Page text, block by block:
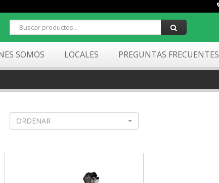
SOMOS LOCALES PREGUNTAS FRECUENTES
ORDENAR